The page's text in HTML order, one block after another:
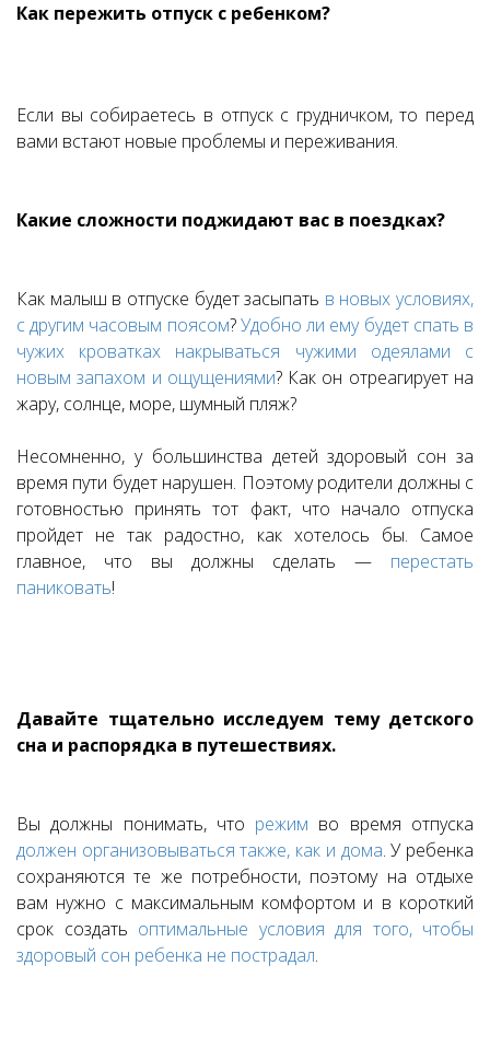
Как пережить отпуск с ребенком?
Если вы собираетесь в отпуск с грудничком, то перед
вами встают новые проблемы и переживания.
Какие сложности поджидают вас в поездках?
Как малыш в отпуске будет засыпать в новых условиях,
с другим часовым поясом?Удобно ли ему будет спать в
чужих кроватках накрываться чужими одеялами с
новым запахом и ощущениями? Как он отреагирует на
жару, солнце, море, шумный пляж?
Несомненно, у большинства детей здоровый сон за
время пути будет нарушен. Поэтому родители должны с
готовностью принять тот факт, что начало отпуска
пройдет не так радостно, как хотелось бы. Самое
главное, что вы должны сделать — перестать
паниковать!
Давайте тщательно исследуем тему детского
сна и распорядка в путешествиях.
Вы должны понимать, что режим во время отпуска
должен организовываться также, как и дома. У ребенка
сохраняются те же потребности, поэтому на отдыхе
вам нужно с максимальным комфортом и в короткий
срок создать оптимальные условия для того, чтобы
здоровый сон ребенка не пострадал.